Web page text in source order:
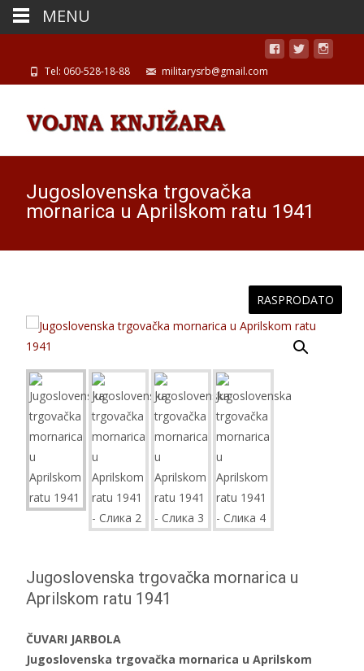
Tel: 060-528-18-88 militarysrb@gmail.com
Jugoslovenska trgovačka
mornarica u Aprilskom ratu 1941
RASPRODATO
Jugoslovenska trgovačka mornarica u
Aprilskom ratu 1941
ČUVARI JARBOLA
Jugoslovenska trgovačka mornarica u Aprilskom
MENU